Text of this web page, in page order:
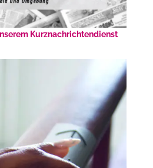
Kurznachrichtendienst